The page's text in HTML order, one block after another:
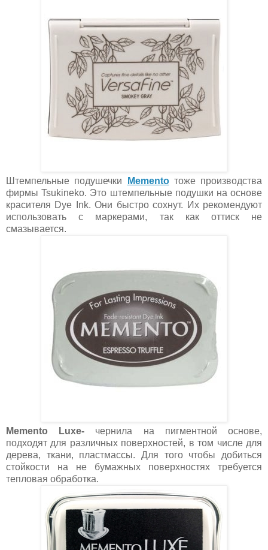
Штемпельные подушечки Mementoтоже производства
фирмы Tsukineko. Это штемпельные подушки на основе
красителя Dye Ink. Они быстро сохнут. Их рекомендуют
использовать с маркерами, так как оттиск не
смазывается.
Memento Luxe- чернила на пигментной основе,
подходят для различных поверхностей, в том числе для
дерева, ткани, пластмассы. Для того чтобы добиться
стойкости на не бумажных поверхностях требуется
тепловая обработка.